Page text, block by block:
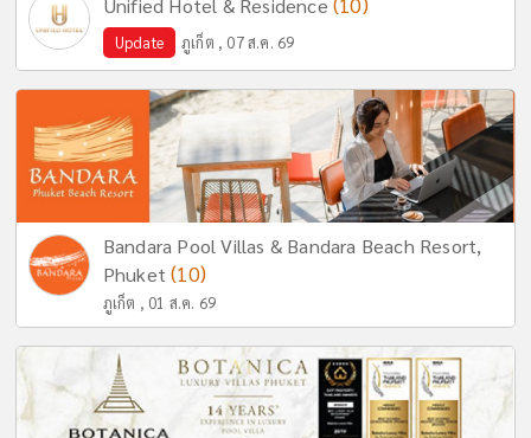
Unified Hotel & Residence
Update ภูเก็ต , 07 ส.ค. 69
Bandara Pool Villas & Bandara Beach Resort,
Phuket(10)
ภูเก็ต , 01 ส.ค. 69